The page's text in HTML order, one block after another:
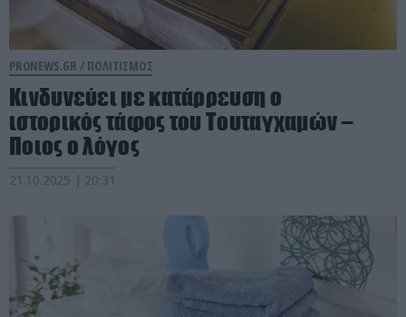
PRONEWS.GR / ΠΟΛΙΤΙΣΜΟΣ
Κινδυνεύει με κατάρρευση ο
ιστορικός τάφος του Τουταγχαμών –
Ποιος ο λόγος
21.10.2025 | 20:31